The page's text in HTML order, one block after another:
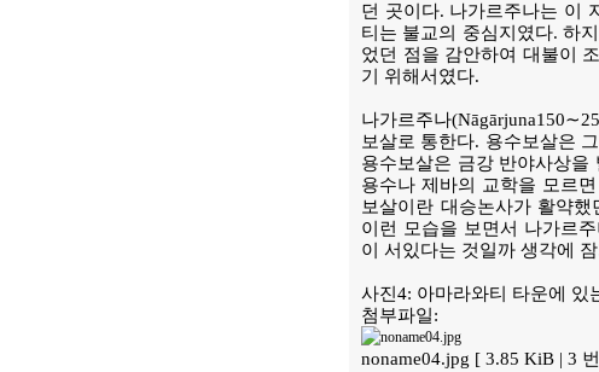
던 곳이다. 나가르주나는 이
티는 불교의 중심지였다. 하
었던 점을 감안하여 대불이
기 위해서였다.
나가르주나
보살로 통한다. 용수보살은
용수보살은 금강 반야사상을
용수나 제바의 교학을 모르
보살이란 대승논사가 활약
이런 모습을 보면서 나가르
이 서있다는 것일까 생각에
사진4: 아마라와티 타운에 있
첨부파일:
noname04.jpg [ 3.85 KiB | 3